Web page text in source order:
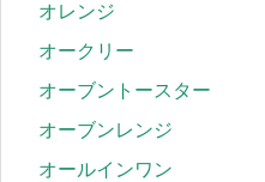
オレンジ
オークリー
オーブントースター
オーブンレンジ
オールインワン